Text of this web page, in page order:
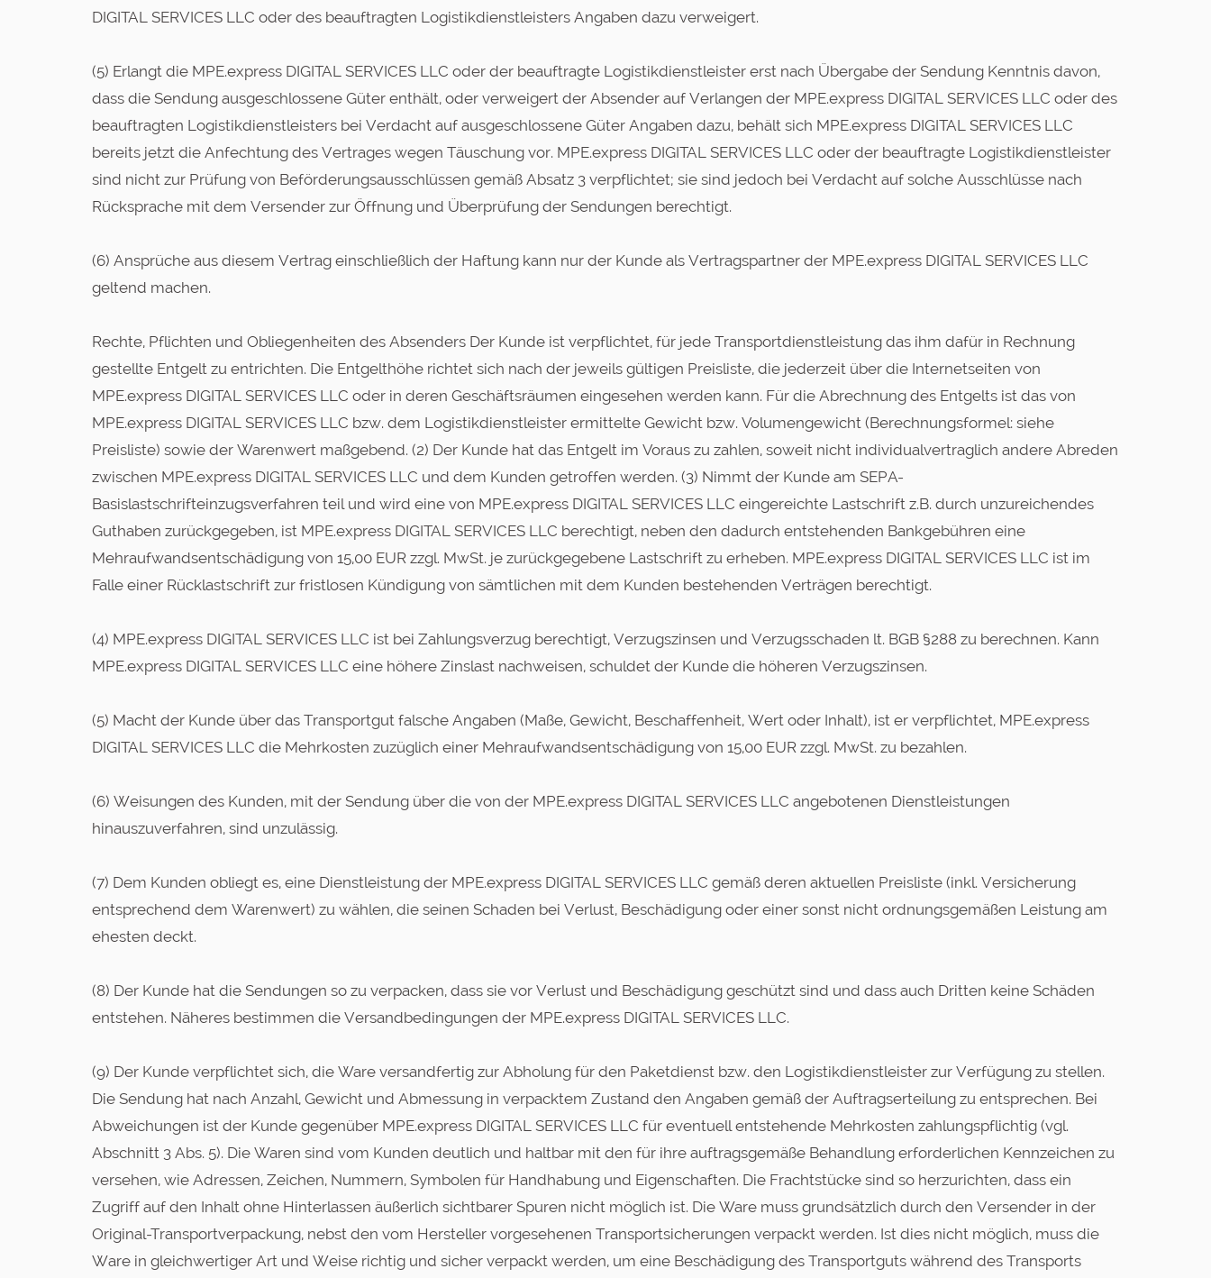
DIGITAL SERVICES LLC oder des beauftragten Logistikdienstleisters Angaben dazu verweigert.
(5) Erlangt die MPE.express DIGITAL SERVICES LLC oder der beauftragte Logistikdienstleister erst nach Übergabe der Sendung Kenntnis davon,
dass die Sendung ausgeschlossene Güter enthält, oder verweigert der Absender auf Verlangen der MPE.express DIGITAL SERVICES LLC oder des
beauftragten Logistikdienstleisters bei Verdacht auf ausgeschlossene Güter Angaben dazu, behält sich MPE.express DIGITAL SERVICES LLC
bereits jetzt die Anfechtung des Vertrages wegen Täuschung vor. MPE.express DIGITAL SERVICES LLC oder der beauftragte Logistikdienstleister
sind nicht zur Prüfung von Beförderungsausschlüssen gemäß Absatz 3 verpflichtet; sie sind jedoch bei Verdacht auf solche Ausschlüsse nach
Rücksprache mit dem Versender zur Öffnung und Überprüfung der Sendungen berechtigt.
(6) Ansprüche aus diesem Vertrag einschließlich der Haftung kann nur der Kunde als Vertragspartner der MPE.express DIGITAL SERVICES LLC
geltend machen.
Rechte, Pflichten und Obliegenheiten des Absenders Der Kunde ist verpflichtet, für jede Transportdienstleistung das ihm dafür in Rechnung
gestellte Entgelt zu entrichten. Die Entgelthöhe richtet sich nach der jeweils gültigen Preisliste, die jederzeit über die Internetseiten von
MPE.express DIGITAL SERVICES LLC oder in deren Geschäftsräumen eingesehen werden kann. Für die Abrechnung des Entgelts ist das von
MPE.express DIGITAL SERVICES LLC bzw. dem Logistikdienstleister ermittelte Gewicht bzw. Volumengewicht (Berechnungsformel: siehe
Preisliste) sowie der Warenwert maßgebend. (2) Der Kunde hat das Entgelt im Voraus zu zahlen, soweit nicht individualvertraglich andere Abreden
zwischen MPE.express DIGITAL SERVICES LLC und dem Kunden getroffen werden. (3) Nimmt der Kunde am SEPA-
Basislastschrifteinzugsverfahren teil und wird eine von MPE.express DIGITAL SERVICES LLC eingereichte Lastschrift z.B. durch unzureichendes
Guthaben zurückgegeben, ist MPE.express DIGITAL SERVICES LLC berechtigt, neben den dadurch entstehenden Bankgebühren eine
Mehraufwandsentschädigung von 15,00 EUR zzgl. MwSt. je zurückgegebene Lastschrift zu erheben. MPE.express DIGITAL SERVICES LLC ist im
Falle einer Rücklastschrift zur fristlosen Kündigung von sämtlichen mit dem Kunden bestehenden Verträgen berechtigt.
(4) MPE.express DIGITAL SERVICES LLC ist bei Zahlungsverzug berechtigt, Verzugszinsen und Verzugsschaden lt. BGB §288 zu berechnen. Kann
MPE.express DIGITAL SERVICES LLC eine höhere Zinslast nachweisen, schuldet der Kunde die höheren Verzugszinsen.
(5) Macht der Kunde über das Transportgut falsche Angaben (Maße, Gewicht, Beschaffenheit, Wert oder Inhalt), ist er verpflichtet, MPE.express
DIGITAL SERVICES LLC die Mehrkosten zuzüglich einer Mehraufwandsentschädigung von 15,00 EUR zzgl. MwSt. zu bezahlen.
(6) Weisungen des Kunden, mit der Sendung über die von der MPE.express DIGITAL SERVICES LLC angebotenen Dienstleistungen
hinauszuverfahren, sind unzulässig.
(7) Dem Kunden obliegt es, eine Dienstleistung der MPE.express DIGITAL SERVICES LLC gemäß deren aktuellen Preisliste (inkl. Versicherung
entsprechend dem Warenwert) zu wählen, die seinen Schaden bei Verlust, Beschädigung oder einer sonst nicht ordnungsgemäßen Leistung am
ehesten deckt.
(8) Der Kunde hat die Sendungen so zu verpacken, dass sie vor Verlust und Beschädigung geschützt sind und dass auch Dritten keine Schäden
entstehen. Näheres bestimmen die Versandbedingungen der MPE.express DIGITAL SERVICES LLC.
(9) Der Kunde verpflichtet sich, die Ware versandfertig zur Abholung für den Paketdienst bzw. den Logistikdienstleister zur Verfügung zu stellen.
Die Sendung hat nach Anzahl, Gewicht und Abmessung in verpacktem Zustand den Angaben gemäß der Auftragserteilung zu entsprechen. Bei
Abweichungen ist der Kunde gegenüber MPE.express DIGITAL SERVICES LLC für eventuell entstehende Mehrkosten zahlungspflichtig (vgl.
Abschnitt 3 Abs. 5). Die Waren sind vom Kunden deutlich und haltbar mit den für ihre auftragsgemäße Behandlung erforderlichen Kennzeichen zu
versehen, wie Adressen, Zeichen, Nummern, Symbolen für Handhabung und Eigenschaften. Die Frachtstücke sind so herzurichten, dass ein
Zugriff auf den Inhalt ohne Hinterlassen äußerlich sichtbarer Spuren nicht möglich ist. Die Ware muss grundsätzlich durch den Versender in der
Original-Transportverpackung, nebst den vom Hersteller vorgesehenen Transportsicherungen verpackt werden. Ist dies nicht möglich, muss die
Ware in gleichwertiger Art und Weise richtig und sicher verpackt werden, um eine Beschädigung des Transportguts während des Transports